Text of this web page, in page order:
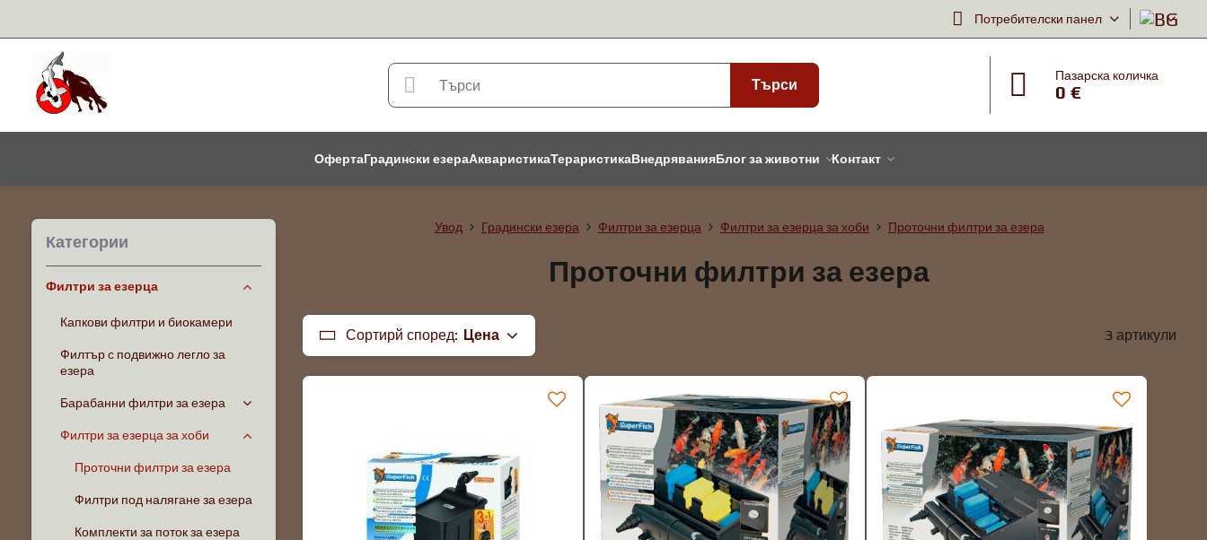
Потребителски панел
Търси
Пазарска количка
0 €
ОфертаГрадински езераАкваристикаТераристикаВнедряванияБлог за животни Контакт
Увод Градински езера Филтри за езерца Филтри за езерца за хоби Проточни филтри за езера
Проточни филтри за езера
Сортирй според: Цена 3 артикули
Категории
Филтри за езерца
Капкови филтри и биокамери
Филтър с подвижно легло за
езера
Барабанни филтри за езера
Филтри за езерца за хоби
Проточни филтри за езера
Филтри под налягане за езера
Комплекти за поток за езера